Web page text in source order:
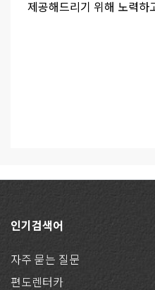
제공해드리기 위해 노력하
인기검색어
자주 묻는 질문
편도렌터카